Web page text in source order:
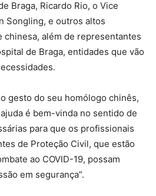
Braga, Ricardo Rio, o Vice
Songling, e outros altos
chinesa, além de representantes
de Braga, entidades que vão
gesto do seu homólogo chinês,
é bem-vinda no sentido de
para que os profissionais
de Proteção Civil, que estão
ao COVID-19, possam
em segurança”.